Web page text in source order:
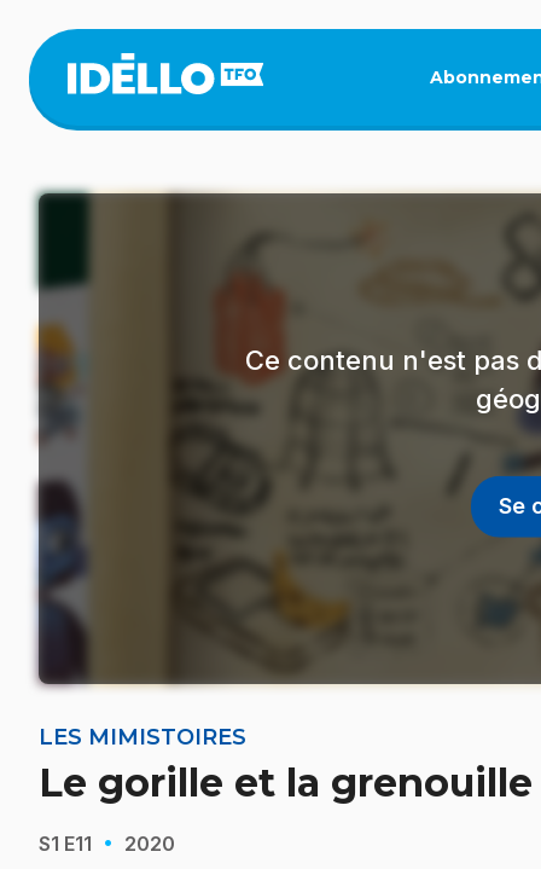
contenu
principal
Ce contenu n'est pas
Se
LES MIMISTOIRES
Le gorille et la grenouille
S1 E11 · 2020